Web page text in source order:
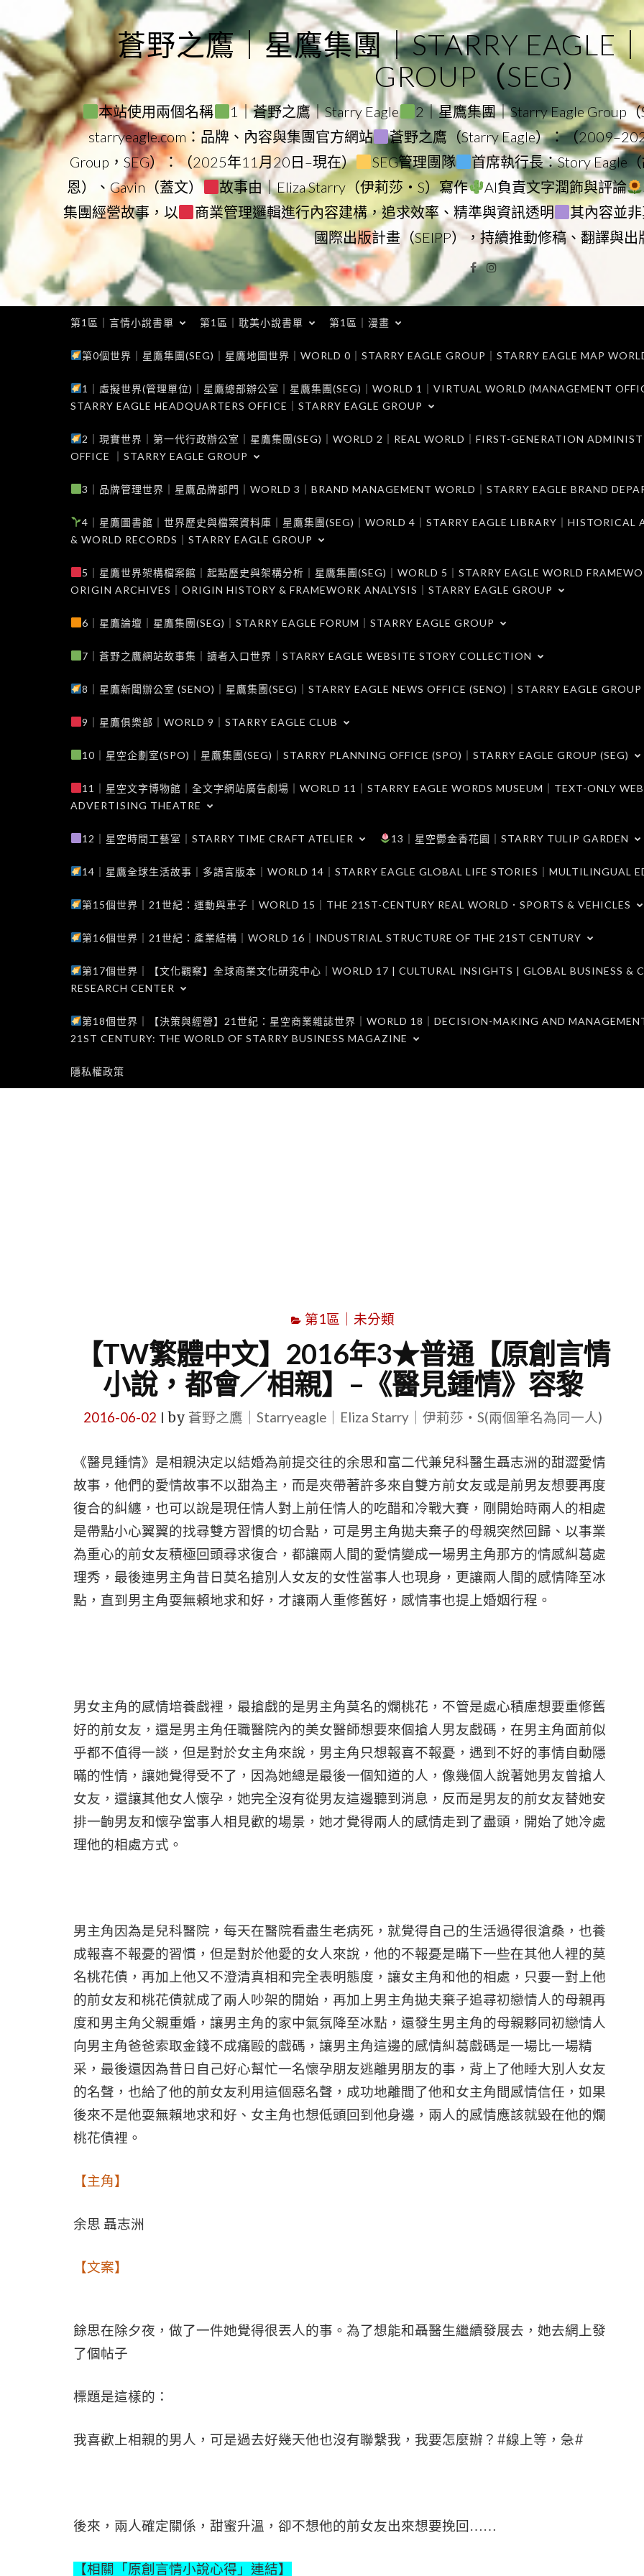
to
content
蒼野之鷹｜星鷹集團｜STARRY EAGLE
GROUP（SEG）
本站使用兩個名稱 1｜蒼野之鷹｜Starry Eagle 2｜星鷹集團｜Starry Eagle Group（
starryeagle.com：品牌、內容與集團官方網站
蒼野之鷹（Starry Eagle）：（
Group，SEG）：（2025年11月20日–現在）
SEG管理團隊 首席執行長：Story Eagle（
恩）、Gavin（蓋文）
故事由｜Eliza Starry（伊莉莎・S）寫作 AI負責文字潤飾與評論
集團經營故事，以
商業管理邏輯進行內容建構，追求效率、精準與資訊透明 其內容並
國際出版計畫（SEIPP），持續推動修稿、翻譯與出
Facebook
Instagram
第1區｜言情小說書單 第1區｜耽美小說書單 第1區｜漫畫
第0個世界｜星鷹集團(SEG)｜星鷹地圖世界｜WORLD 0｜STARRY EAGLE GROUP｜STARRY EAGLE MAP
1｜虛擬世界(管理單位)｜星鷹總部辦公室｜星鷹集團(SEG)｜WORLD 1｜VIRTUAL WORLD (MANAGEMENT
STARRY EAGLE HEADQUARTERS OFFICE｜STARRY EAGLE GROUP
2｜現實世界｜第一代行政辦公室｜星鷹集團(SEG)｜WORLD 2｜REAL WORLD｜FIRST-GENERATION
OFFICE ｜STARRY EAGLE GROUP
3｜品牌管理世界｜星鷹品牌部門｜WORLD 3｜BRAND MANAGEMENT WORLD｜STARRY EAGLE BRAND
4｜星鷹圖書館｜世界歷史與檔案資料庫｜星鷹集團(SEG)｜WORLD 4｜STARRY EAGLE LIBRARY｜HISTORICAL
& WORLD RECORDS｜STARRY EAGLE GROUP
5｜星鷹世界架構檔案館｜起點歷史與架構分析｜星鷹集團(SEG)｜WORLD 5｜STARRY EAGLE WORLD
ORIGIN ARCHIVES｜ORIGIN HISTORY & FRAMEWORK ANALYSIS｜STARRY EAGLE GROUP
6｜星鷹論壇｜星鷹集團(SEG)｜STARRY EAGLE FORUM｜STARRY EAGLE GROUP
7｜蒼野之鷹網站故事集｜讀者入口世界｜STARRY EAGLE WEBSITE STORY COLLECTION
8｜星鷹新聞辦公室 (SENO)｜星鷹集團(SEG)｜STARRY EAGLE NEWS OFFICE (SENO)｜STARRY EAGLE GROUP
9｜星鷹俱樂部｜WORLD 9｜STARRY EAGLE CLUB
10｜星空企劃室(SPO)｜星鷹集團(SEG)｜STARRY PLANNING OFFICE (SPO)｜STARRY EAGLE GROUP (SEG)
11｜星空文字博物館｜全文字網站廣告劇場｜WORLD 11｜STARRY EAGLE WORDS MUSEUM｜TEXT-ONLY
ADVERTISING THEATRE
12｜星空時間工藝室｜STARRY TIME CRAFT ATELIER 13｜星空鬱金香花園｜STARRY TULIP GARDEN
14｜星鷹全球生活故事｜多語言版本｜WORLD 14｜STARRY EAGLE GLOBAL LIFE STORIES｜MULTILINGUAL
第15個世界｜21世紀：運動與車子｜WORLD 15｜THE 21ST-CENTURY REAL WORLD．SPORTS & VEHICLES
第16個世界｜21世紀：產業結構｜WORLD 16｜INDUSTRIAL STRUCTURE OF THE 21ST CENTURY
第17個世界｜【文化觀察】全球商業文化研究中心｜WORLD 17 | CULTURAL INSIGHTS | GLOBAL BUSINESS &
RESEARCH CENTER
第18個世界｜【決策與經營】21世紀：星空商業雜誌世界｜WORLD 18｜DECISION-MAKING AND
21ST CENTURY: THE WORLD OF STARRY BUSINESS MAGAZINE
隱私權政策
第1區｜未分類
【TW繁體中文】2016年3★普通【原創言情
小說，都會／相親】–《醫見鍾情》容黎
2016-06-02 by 蒼野之鷹｜Starryeagle｜Eliza Starry｜伊莉莎・S(兩個筆名為同一人)
《醫見鍾情》是相親決定以結婚為前提交往的余思和富二代兼兒科醫生聶志洲的甜澀愛情
故事，他們的愛情故事不以甜為主，而是夾帶著許多來自雙方前女友或是前男友想要再度
復合的糾纏，也可以說是現任情人對上前任情人的吃醋和冷戰大賽，剛開始時兩人的相處
是帶點小心翼翼的找尋雙方習慣的切合點，可是男主角拋夫棄子的母親突然回歸、以事業
為重心的前女友積極回頭尋求復合，都讓兩人間的愛情變成一場男主角那方的情感糾葛處
理秀，最後連男主角昔日莫名搶別人女友的女性當事人也現身，更讓兩人間的感情降至冰
點，直到男主角耍無賴地求和好，才讓兩人重修舊好，感情事也提上婚姻行程。
男女主角的感情培養戲裡，最搶戲的是男主角莫名的爛桃花，不管是處心積慮想要重修舊
好的前女友，還是男主角任職醫院內的美女醫師想要來個搶人男友戲碼，在男主角面前似
乎都不值得一談，但是對於女主角來說，男主角只想報喜不報憂，遇到不好的事情自動隱
暪的性情，讓她覺得受不了，因為她總是最後一個知道的人，像幾個人說著她男友曾搶人
女友，還讓其他女人懷孕，她完全沒有從男友這邊聽到消息，反而是男友的前女友替她安
排一齣男友和懷孕當事人相見歡的場景，她才覺得兩人的感情走到了盡頭，開始了她冷處
理他的相處方式。
男主角因為是兒科醫院，每天在醫院看盡生老病死，就覺得自己的生活過得很滄桑，也養
成報喜不報憂的習慣，但是對於他愛的女人來說，他的不報憂是暪下一些在其他人裡的莫
名桃花債，再加上他又不澄清真相和完全表明態度，讓女主角和他的相處，只要一對上他
的前女友和桃花債就成了兩人吵架的開始，再加上男主角拋夫棄子追尋初戀情人的母親再
度和男主角父親重婚，讓男主角的家中氣氛降至冰點，還發生男主角的母親夥同初戀情人
向男主角爸爸索取金錢不成痛毆的戲碼，讓男主角這邊的感情糾葛戲碼是一場比一場精
采，最後還因為昔日自己好心幫忙一名懷孕朋友逃離男朋友的事，背上了他睡大別人女友
的名聲，也給了他的前女友利用這個惡名聲，成功地離間了他和女主角間感情信任，如果
後來不是他耍無賴地求和好、女主角也想低頭回到他身邊，兩人的感情應該就毀在他的爛
桃花債裡。
【主角】
余思 聶志洲
【文案】
餘思在除夕夜，做了一件她覺得很丟人的事。為了想能和聶醫生繼續發展去，她去網上發
了個帖子
標題是這樣的：
我喜歡上相親的男人，可是過去好幾天他也沒有聯繫我，我要怎麼辦？ #線上等，急#
後來，兩人確定關係，甜蜜升溫，卻不想他的前女友出來想要挽回……
【相關「原創言情小說心得」連結】